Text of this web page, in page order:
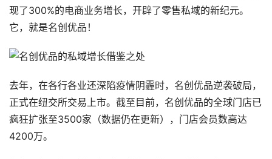
现了300%的电商业务增长，开辟了零售私域的新纪元。
它，就是名创优品！
去年，在各行各业还深陷疫情阴霾时，名创优品逆袭破局，
正式在纽交所交易上市。截至目前，名创优品的全球门店已
疯狂扩张至3500家（数据仍在更新），门店会员数高达
4200万。